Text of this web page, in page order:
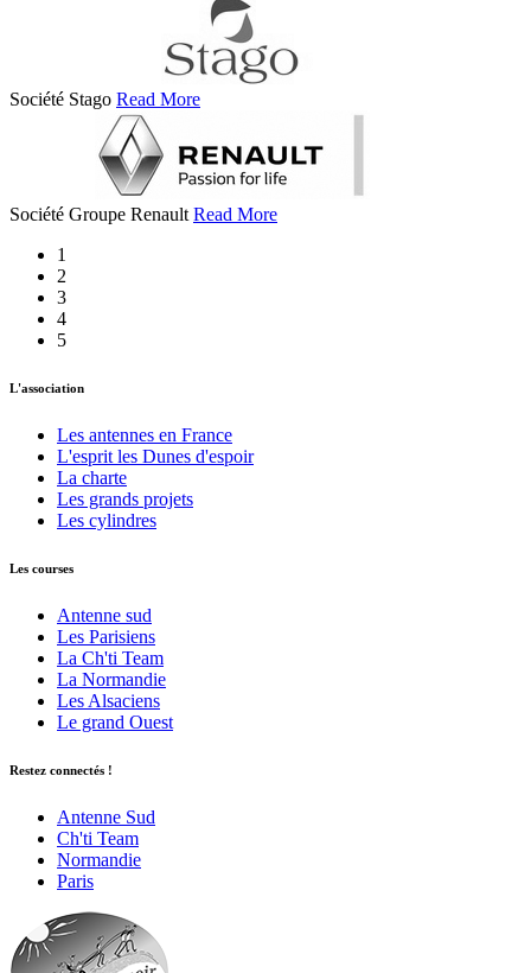
Société Stago Read More
Société Groupe Renault Read More
1
2
3
4
5
L'association
Les antennes en France
L'esprit les Dunes d'espoir
La charte
Les grands projets
Les cylindres
Les courses
Antenne sud
Les Parisiens
La Ch'ti Team
La Normandie
Les Alsaciens
Le grand Ouest
Restez connectés !
Antenne Sud
Ch'ti Team
Normandie
Paris